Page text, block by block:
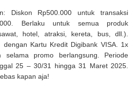
Diskon Rp500.000 untuk transaksi
Berlaku untuk semua produk
hotel, atraksi, kereta, bus, dll.).
dengan Kartu Kredit Digibank VISA. 1x
selama promo berlangsung. Periode
25 – 30/31 hingga 31 Maret 2025.
kapan aja!